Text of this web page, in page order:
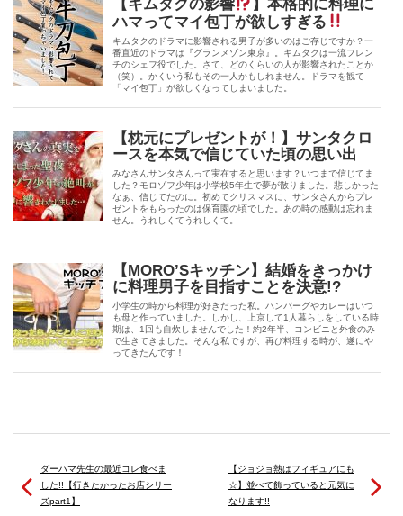
【キムタクの影響
】本格的に料理に
ハマってマイ包丁が欲しすぎる
キムタクのドラマに影響される男子が多いのはご存じですか？一
番直近のドラマは『グランメゾン東京』。キムタクは一流フレン
チのシェフ役でした。さて、どのくらいの人が影響されたことか
（笑）。かくいう私もその一人かもしれません。ドラマを観て
「マイ包丁」が欲しくなってしまいました。
【枕元にプレゼントが！】サンタクロ
ースを本気で信じていた頃の思い出
みなさんサンタさんって実在すると思います？いつまで信じてま
した？モロゾフ少年は小学校5年生で夢が散りました。悲しかった
なぁ、信じてたのに。初めてクリスマスに、サンタさんからプレ
ゼントをもらったのは保育園の頃でした。あの時の感動は忘れま
せん。うれしくてうれしくて。
【MORO’Sキッチン】結婚をきっかけ
に料理男子を目指すことを決意!?
小学生の時から料理が好きだった私。ハンバーグやカレーはいつ
も母と作っていました。しかし、上京して1人暮らしをしている時
期は、1回も自炊しませんでした！約2年半、コンビニと外食のみ
で生きてきました。そんな私ですが、再び料理する時が、遂にや
ってきたんです！
ダーハマ先生の最近コレ食べま
した!!【行きたかったお店シリー
ズpart1】
【ジョジョ熱はフィギュアにも
☆】並べて飾っていると元気に
なります!!